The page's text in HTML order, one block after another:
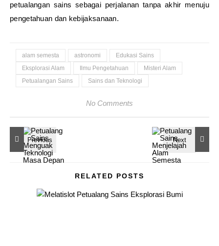
petualangan sains sebagai perjalanan tanpa akhir menuju
pengetahuan dan kebijaksanaan.
alam semesta astronomi
Edukasi Sains
Eksplorasi Alam
Ilmu Pengetahuan
Misteri Alam
Petualangan Sains
Sains dan Teknologi
No Comments
RELATED POSTS